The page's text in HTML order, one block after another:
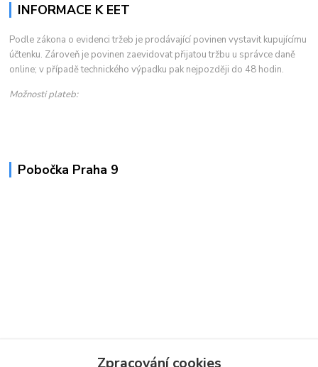
INFORMACE K EET
Podle zákona o evidenci tržeb je prodávající povinen vystavit kupujícímu
účtenku. Zároveň je povinen zaevidovat přijatou tržbu u správce daně
online; v případě technického výpadku pak nejpozději do 48 hodin.
Možnosti plateb:
Pobočka Praha 9
Zpracování cookies